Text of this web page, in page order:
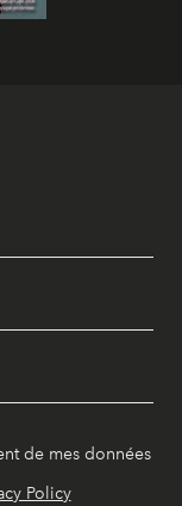
de mes données
Policy